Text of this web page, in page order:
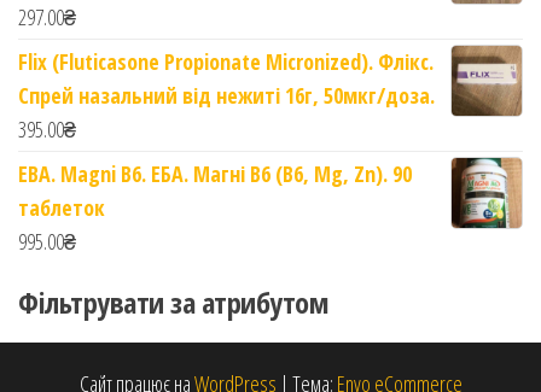
297.00₴
Flix (Fluticasone Propionate Micronized). Флікс.
Спрей назальний від нежиті 16г, 50мкг/доза.
395.00₴
EBA. Magni B6. ЕБА. Магні B6 (B6, Mg, Zn). 90
таблеток
995.00₴
Фільтрувати за атрибутом
Сайт працює наWordPress | Тема: Envo eCommerce